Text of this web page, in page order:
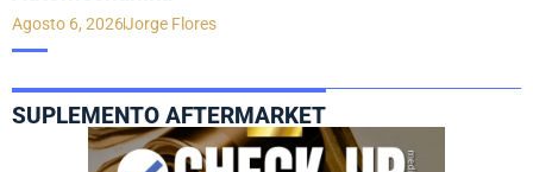
Agosto 6, 2026Jorge Flores
SUPLEMENTO AFTERMARKET